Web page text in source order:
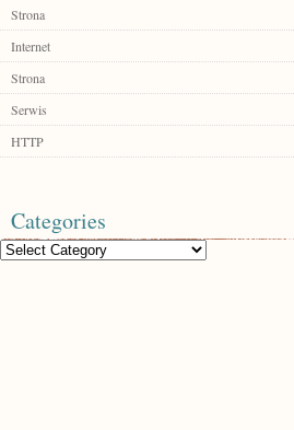
Strona
Internet
Strona
Serwis
HTTP
Categories
Categories